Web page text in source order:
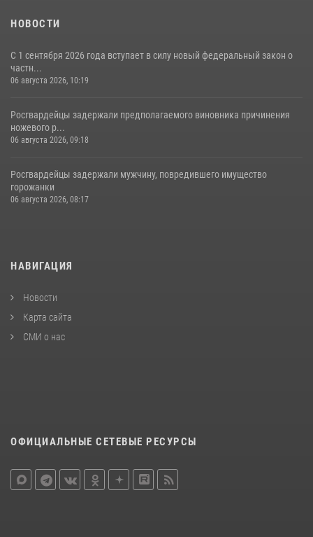
НОВОСТИ
С 1 сентября 2026 года вступает в силу новый федеральный закон о
частн...
06 августа 2026, 10:19
Росгвардейцы задержали предполагаемого виновника причинения
ножевого р...
06 августа 2026, 09:18
Росгвардейцы задержали мужчину, повредившего имущество
горожанки
06 августа 2026, 08:17
НАВИГАЦИЯ
Новости
Карта сайта
СМИ о нас
ОФИЦИАЛЬНЫЕ СЕТЕВЫЕ РЕСУРСЫ